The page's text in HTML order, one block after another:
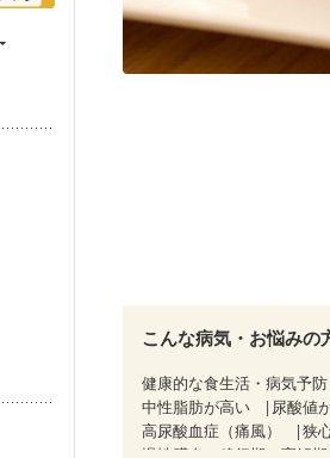
こんな病気・お悩みの
健康的な食生活・病気予防
中性脂肪が高い
尿酸値
高尿酸血症（痛風）
狭